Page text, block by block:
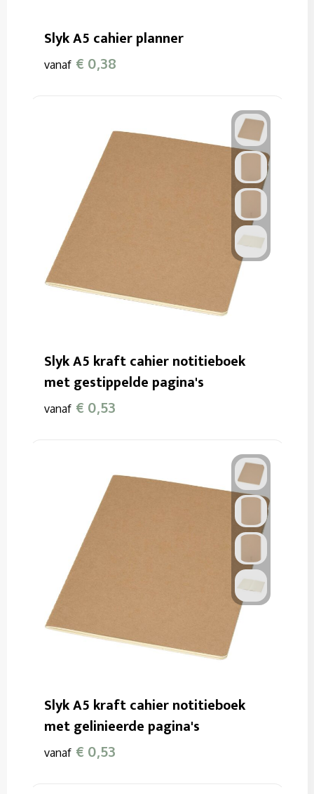
Slyk A5 cahier planner
vanaf € 0,38
Slyk A5 kraft cahier notitieboek
met gestippelde pagina's
vanaf € 0,53
Slyk A5 kraft cahier notitieboek
met gelinieerde pagina's
vanaf € 0,53